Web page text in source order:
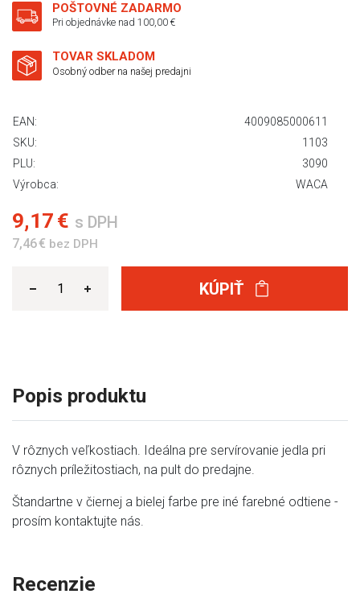
POŠTOVNÉ ZADARMO
Pri objednávke nad 100,00 €
TOVAR SKLADOM
Osobný odber na našej predajni
EAN:
4009085000611
SKU:
1103
PLU:
3090
Výrobca:
WACA
9,17 € s DPH
7,46 € bez DPH
KÚPIŤ
Popis produktu
V rôznych veľkostiach. Ideálna pre servírovanie jedla pri
rôznych príležitostiach, na pult do predajne.
Štandartne v čiernej a bielej farbe pre iné farebné odtiene -
prosím kontaktujte nás.
Recenzie